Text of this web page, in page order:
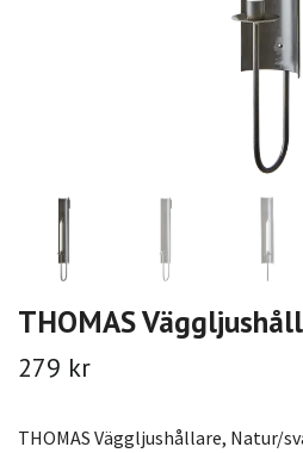
THOMAS
279 kr
THOMAS Väggljushållare, Natur/